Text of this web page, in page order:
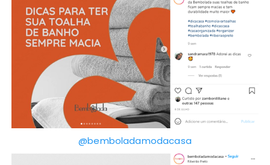
@bemboladamodacasa